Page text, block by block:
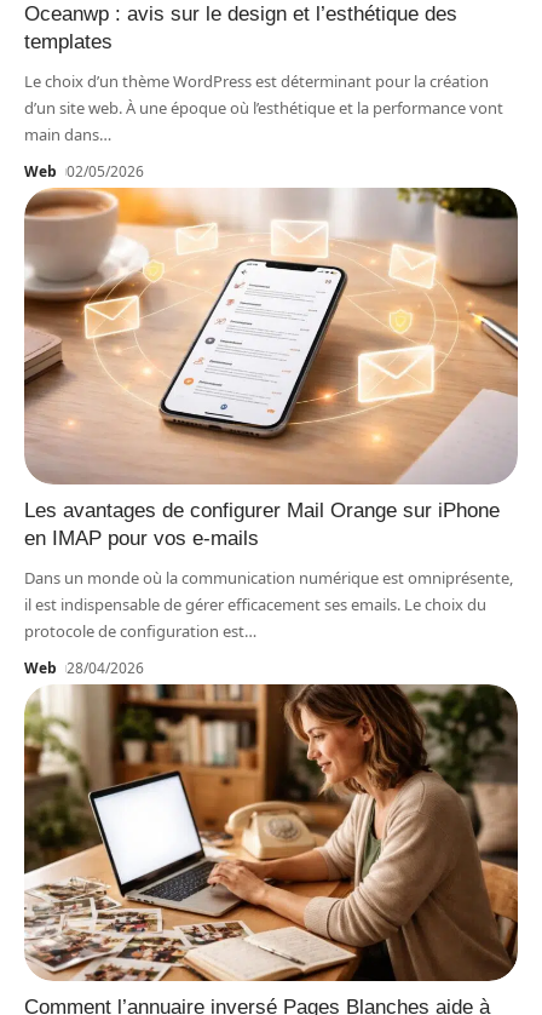
Oceanwp : avis sur le design et l’esthétique des
templates
Le choix d’un thème WordPress est déterminant pour la création
d’un site web. À une époque où l’esthétique et la performance vont
main dans…
Web 02/05/2026
Les avantages de configurer Mail Orange sur iPhone
en IMAP pour vos e-mails
Dans un monde où la communication numérique est omniprésente,
il est indispensable de gérer efficacement ses emails. Le choix du
protocole de configuration est…
Web 28/04/2026
Comment l’annuaire inversé Pages Blanches aide à